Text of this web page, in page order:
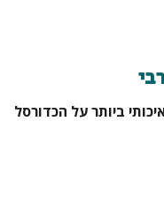
ביותר על הכדורסל